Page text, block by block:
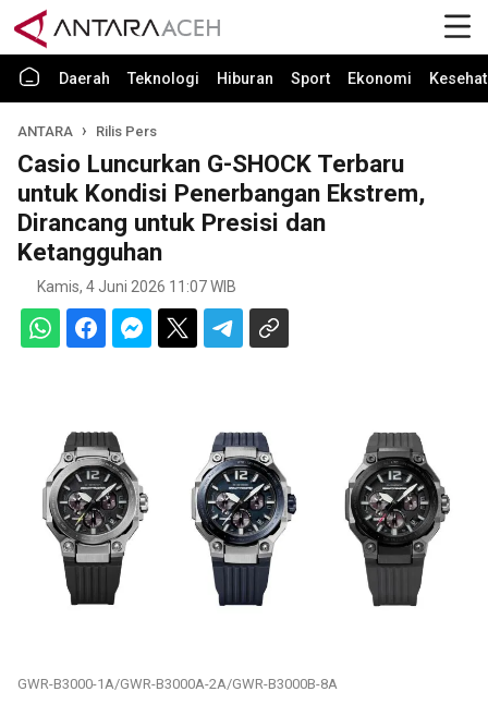
Daerah Teknologi Hiburan Sport Ekonomi
ANTARA Rilis Pers
Casio Luncurkan G-SHOCK Terbaru
untuk Kondisi Penerbangan Ekstrem,
Dirancang untuk Presisi dan
Ketangguhan
Kamis, 4 Juni 2026 11:07 WIB
GWR-B3000-1A/GWR-B3000A-2A/GWR-B3000B-8A